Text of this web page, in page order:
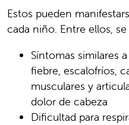
Estos pueden
cada niño. Entre ellos,
Síntomas similares
fiebre, escalofríos,
musculares y
dolor de cabeza
Dificultad para